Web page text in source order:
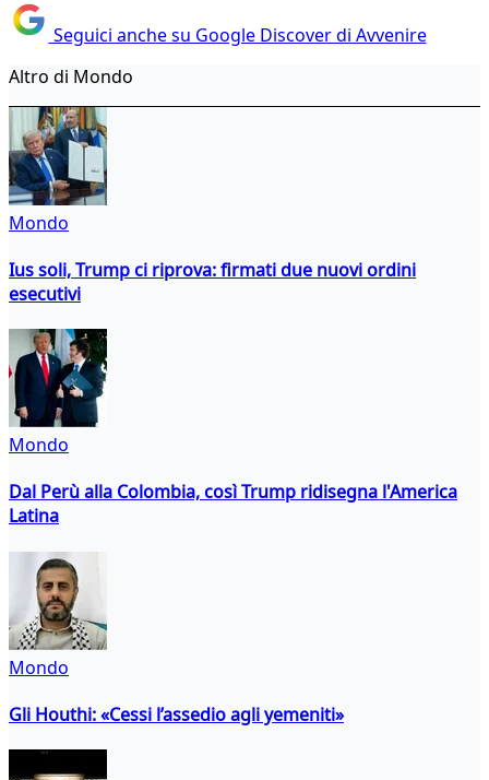
Seguici anche su Google Discover di Avvenire
Altro di Mondo
Mondo
Ius soli, Trump ci riprova: firmati due nuovi ordini
esecutivi
Mondo
Dal Perù alla Colombia, così Trump ridisegna l'America
Latina
Mondo
Gli Houthi: «Cessi l’assedio agli yemeniti»